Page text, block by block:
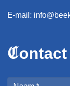
E-mail:
Contact